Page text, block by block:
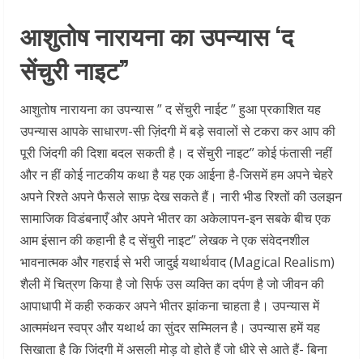
आशुतोष नारायना का उपन्यास ‘द
सेंचुरी नाइट”
आशुतोष नारायना का उपन्यास ” द सेंचुरी नाईट ” हुआ प्रकाशित यह
उपन्यास आपके साधारण-सी ज़िंदगी में बड़े सवालों से टकरा कर आप की
पूरी जिंदगी की दिशा बदल सकती है। द सेंचुरी नाइट” कोई फंतासी नहीं
और न हीं कोई नाटकीय कथा है यह एक आईना है-जिसमें हम अपने चेहरे
अपने रिश्ते अपने फैसले साफ़ देख सकते हैं। नारी भीड रिश्तों की उलझन
सामाजिक विडंबनाएँ और अपने भीतर का अकेलापन-इन सबके बीच एक
आम इंसान की कहानी है द सेंचुरी नाइट” लेखक ने एक संवेदनशील
भावनात्मक और गहराई से भरी जादुई यथार्थवाद (Magical Realism)
शैली में चित्रण किया है जो सिर्फ उस व्यक्ति का दर्पण है जो जीवन की
आपाधापी में कही रुककर अपने भीतर झांकना चाहता है। उपन्यास में
आत्ममंथन स्वप्र और यथार्थ का सुंदर सम्मिलन है। उपन्यास हमें यह
सिखाता है कि जिंदगी में असली मोड़ वो होते हैं जो धीरे से आते हैं- बिना